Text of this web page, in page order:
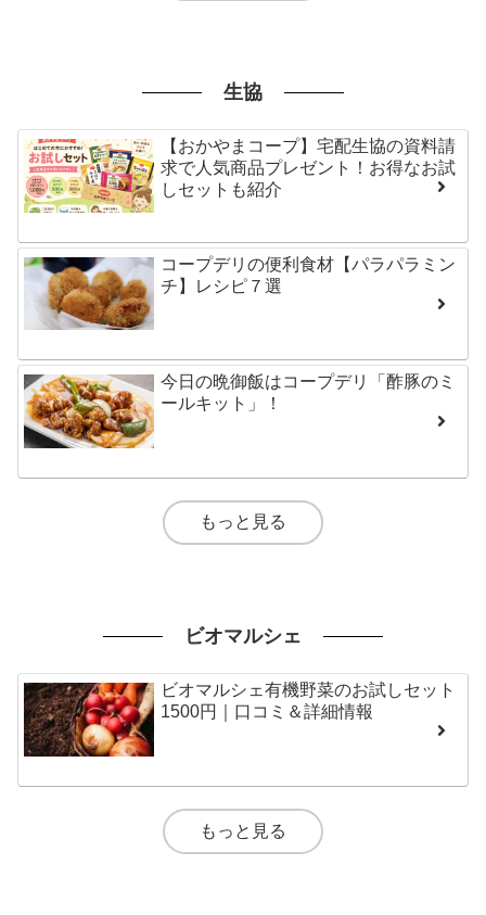
生協
【おかやまコープ】宅配生協の資料請
求で人気商品プレゼント！お得なお試
しセットも紹介
コープデリの便利食材【パラパラミン
チ】レシピ７選
今日の晩御飯はコープデリ「酢豚のミ
ールキット」！
もっと見る
ビオマルシェ
ビオマルシェ有機野菜のお試しセット
1500円｜口コミ＆詳細情報
もっと見る